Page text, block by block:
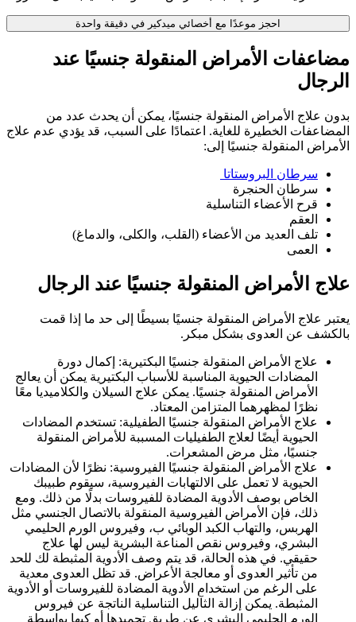
احجز موعدًا مع أخصائي ميدكير في دقيقة واحدة
مضاعفات الأمراض المنقولة جنسيًا عند
الرجال
بدون علاج الأمراض المنقولة جنسيًا، يمكن أن يحدث عدد من
المضاعفات الخطيرة للغاية. اعتمادًا على السبب، قد يؤدي عدم علاج
الأمراض المنقولة جنسيًا إلى:
سرطان البروستاتا
سرطان الحنجرة
قرح الأعضاء التناسلية
العقم
تلف العديد من الأعضاء (القلب، والكلى، والدماغ)
العمى
علاج الأمراض المنقولة جنسيًا عند الرجال
يعتبر علاج الأمراض المنقولة جنسيًا بسيطًا إلى حد ما إذا قمت
بالكشف عن العدوى بشكل مبكر.
علاج الأمراض المنقولة جنسيًا البكتيرية: إكمال دورة
المضادات الحيوية المناسبة للأسباب البكتيرية يمكن أن يعالج
الأمراض المنقولة جنسيًا. يمكن علاج السيلان والكلاميديا ​​معًا
نظرًا لمظهرهما المتزامن المعتاد.
علاج الأمراض المنقولة جنسيًا الطفيلية: تستخدم المضادات
الحيوية أيضًا لعلاج الطفيليات المسببة للأمراض المنقولة
جنسيًا، مثل مرض المشعرات.
علاج الأمراض المنقولة جنسيًا الفيروسية: نظرًا لأن المضادات
الحيوية لا تعمل على الالتهابات الفيروسية، سيقوم طبيبك
الخاص بوصف الأدوية المضادة للفيروسات بدلًا من ذلك. ومع
ذلك، فإن الأمراض الفيروسية المنقولة بالاتصال الجنسي مثل
الهربس، والتهاب الكبد الوبائي ب، وفيروس الورم الحليمي
البشري، وفيروس نقص المناعة البشرية ليس لها علاج
حقيقي. في هذه الحالة، قد يتم وصف الأدوية المثبطة لك للحد
من تأثير العدوى أو معالجة الأعراض. قد تظل العدوى معدية
على الرغم من استخدام الأدوية المضادة للفيروسات أو الأدوية
المثبطة. يمكن إزالة الثآليل التناسلية الناتجة عن فيروس
الورم الحليمي البشري عن طريق تجميدها أو كيها بواسطة